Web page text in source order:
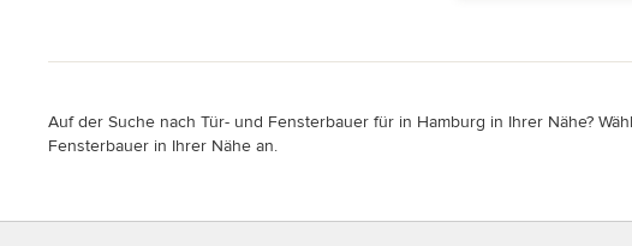
Auf der Suche nach Tür- und Fensterbauer für in Hamburg in Ihrer Nähe?
Fensterbauer in Ihrer Nähe an.